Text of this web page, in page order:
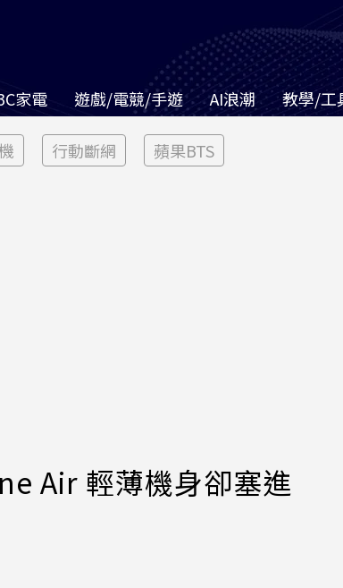
家電 遊戲/電競/手遊 AI浪潮 教學/工
行動斷網 蘋果BTS
Air 輕薄機身卻塞進